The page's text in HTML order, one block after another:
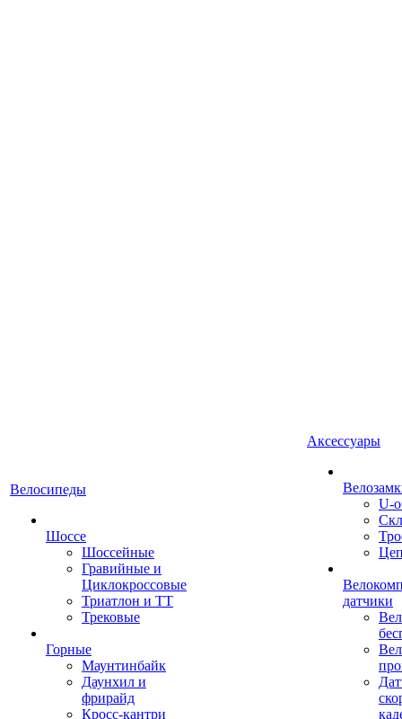
Велосипеды
Шоссе
Шоссейные
Гравийные и
Циклокроссовые
Триатлон и ТТ
Трековые
Горные
Маунтинбайк
Даунхил и
фрирайд
Кросс-кантри
Аксессуары
U-
датчики